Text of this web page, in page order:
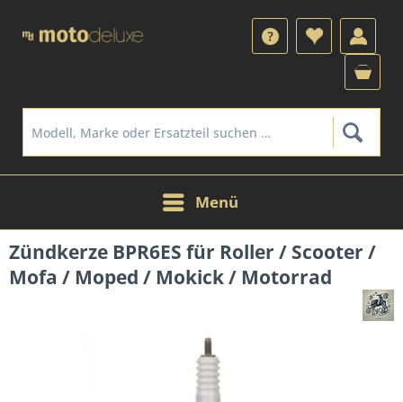
Menü
Zündkerze BPR6ES für Roller / Scooter /
Mofa / Moped / Mokick / Motorrad